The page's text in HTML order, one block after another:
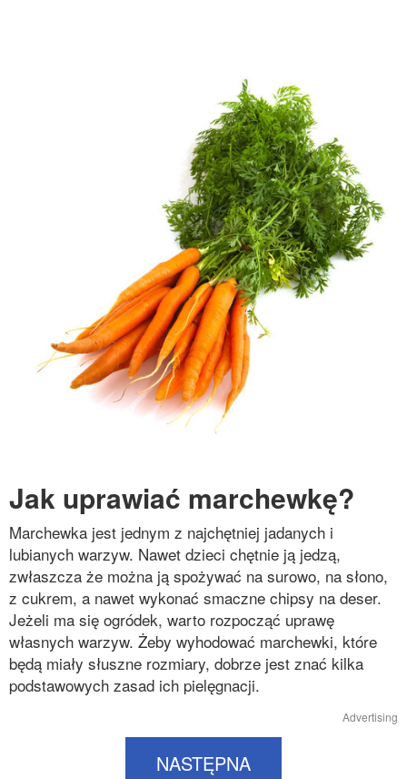
Jak uprawiać marchewkę?
Marchewka jest jednym z najchętniej jadanych i
lubianych warzyw. Nawet dzieci chętnie ją jedzą,
zwłaszcza że można ją spożywać na surowo, na słono,
z cukrem, a nawet wykonać smaczne chipsy na deser.
Jeżeli ma się ogródek, warto rozpocząć uprawę
własnych warzyw. Żeby wyhodować marchewki, które
będą miały słuszne rozmiary, dobrze jest znać kilka
podstawowych zasad ich pielęgnacji.
Advertising
NASTĘPNA